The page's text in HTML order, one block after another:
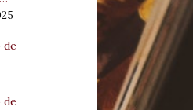
de
de